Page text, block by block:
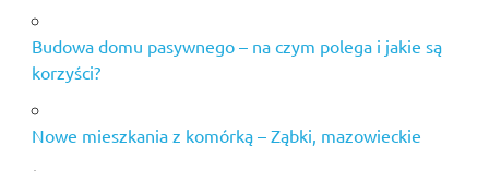
Budowa domu pasywnego – na czym polega i jakie są
korzyści?
Nowe mieszkania z komórką – Ząbki, mazowieckie